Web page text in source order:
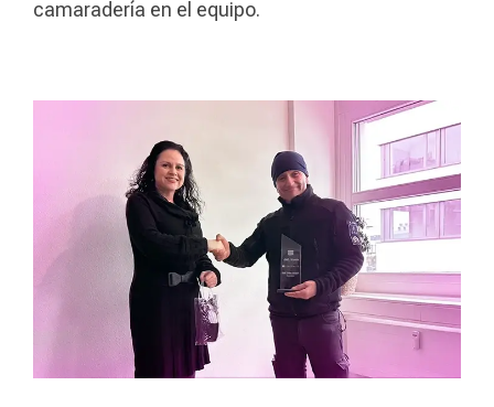
camaradería en el equipo.